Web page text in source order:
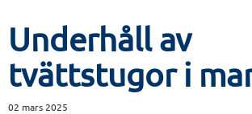
Underhåll av
tvättstugor i
02 mars 2025